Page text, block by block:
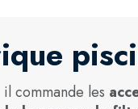
il commande les